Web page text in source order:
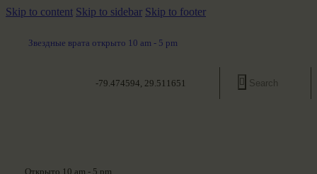
Skip to content Skip to sidebar Skip to footer
Звездные врата открыто 10 am - 5 pm
-79.474594, 29.511651
Открыто 10 am - 5 pm